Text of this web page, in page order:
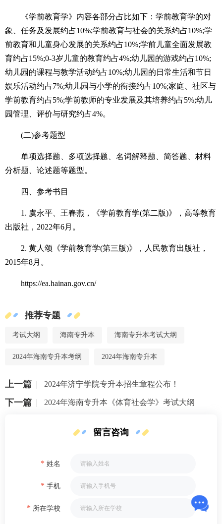
《学前教育学》内容各部分占比如下：学前教育学的对
象、任务及发展约占10%;学前教育与社会的关系约占10%;学
前教育和儿童身心发展的关系约占10%;学前儿童全面发展教
育约占15%;0-3岁儿童的教育约占4%;幼儿园的游戏约占10%;
幼儿园的课程与教学活动约占10%;幼儿园的日常生活和节日
娱乐活动约占7%;幼儿园与小学的衔接约占10%;家庭、社区与
学前教育约占5%;学前教师的专业发展及其培养约占5%;幼儿
园管理、评价与研究约占4%。
(二)参考题型
单项选择题、多项选择题、名词解释题、简答题、材料
分析题、论述题等题型。
四、参考书目
1. 虞永平、王春燕，《学前教育学(第二版)》，高等教育
出版社，2022年6月。
2. 黄人颂《学前教育学(第三版)》，人民教育出版社，
2015年8月。
https://ea.hainan.gov.cn/
推荐专题
考试大纲 海南专升本 海南专升本考试大纲
2024年海南专升本考纲 2024年海南专升本
上一篇 2024年济宁学院专升本招生章程公布！
下一篇 ​2024年海南专升本《体育社会学》考试大纲
留言咨询
* 姓名
* 手机
* 所在学校